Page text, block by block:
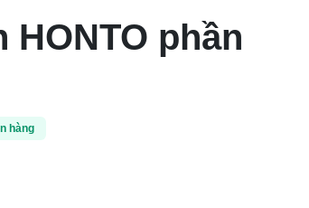
HONTO phần
hàng